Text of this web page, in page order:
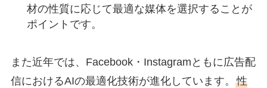
材の性質に応じて最適な媒体を選択することが
ポイント です。
また近年では、Facebook・Instagramともに広告配
信におけるAIの最適化技術が進化しています。 性